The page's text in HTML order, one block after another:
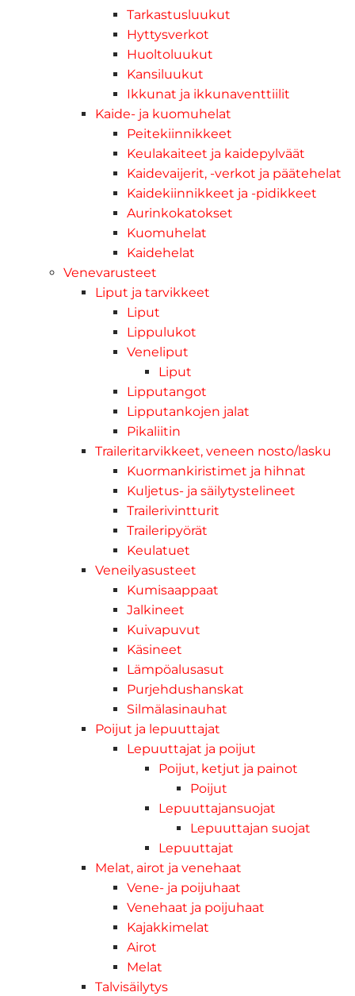
Tarkastusluukut
Hyttysverkot
Huoltoluukut
Kansiluukut
Ikkunat ja ikkunaventtiilit
Kaide- ja kuomuhelat
Peitekiinnikkeet
Keulakaiteet ja kaidepylväät
Kaidevaijerit, -verkot ja päätehelat
Kaidekiinnikkeet ja -pidikkeet
Aurinkokatokset
Kuomuhelat
Kaidehelat
Venevarusteet
Liput ja tarvikkeet
Liput
Lippulukot
Veneliput
Liput
Lipputangot
Lipputankojen jalat
Pikaliitin
Traileritarvikkeet, veneen nosto/lasku
Kuormankiristimet ja hihnat
Kuljetus- ja säilytystelineet
Trailerivintturit
Traileripyörät
Keulatuet
Veneilyasusteet
Kumisaappaat
Jalkineet
Kuivapuvut
Käsineet
Lämpöalusasut
Purjehdushanskat
Silmälasinauhat
Poijut ja lepuuttajat
Lepuuttajat ja poijut
Poijut, ketjut ja painot
Poijut
Lepuuttajansuojat
Lepuuttajan suojat
Lepuuttajat
Melat, airot ja venehaat
Vene- ja poijuhaat
Venehaat ja poijuhaat
Kajakkimelat
Airot
Melat
Talvisäilytys